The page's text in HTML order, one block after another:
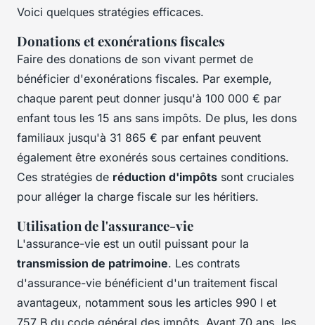
Voici quelques stratégies efficaces.
Donations et exonérations fiscales
Faire des donations de son vivant permet de
bénéficier d'exonérations fiscales. Par exemple,
chaque parent peut donner jusqu'à 100 000 € par
enfant tous les 15 ans sans impôts. De plus, les dons
familiaux jusqu'à 31 865 € par enfant peuvent
également être exonérés sous certaines conditions.
Ces stratégies de réduction d'impôts sont cruciales
pour alléger la charge fiscale sur les héritiers.
Utilisation de l'assurance-vie
L'assurance-vie est un outil puissant pour la
transmission de patrimoine. Les contrats
d'assurance-vie bénéficient d'un traitement fiscal
avantageux, notamment sous les articles 990 I et
757 B du code général des impôts. Avant 70 ans, les